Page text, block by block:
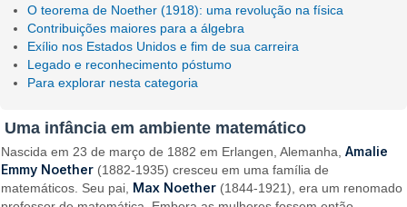
O teorema de Noether (1918): uma revolução na física
Contribuições maiores para a álgebra
Exílio nos Estados Unidos e fim de sua carreira
Legado e reconhecimento póstumo
Para explorar nesta categoria
Uma infância em ambiente matemático
Nascida em 23 de março de 1882 em Erlangen, Alemanha,Amalie
Emmy Noether (1882-1935) cresceu em uma família de
matemáticos. Seu pai, Max Noether (1844-1921), era um renomado